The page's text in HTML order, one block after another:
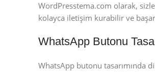
WordPresstema.com olarak,
kolayca iletişim kurabilir ve
WhatsApp Butonu
WhatsApp butonu tasarımında